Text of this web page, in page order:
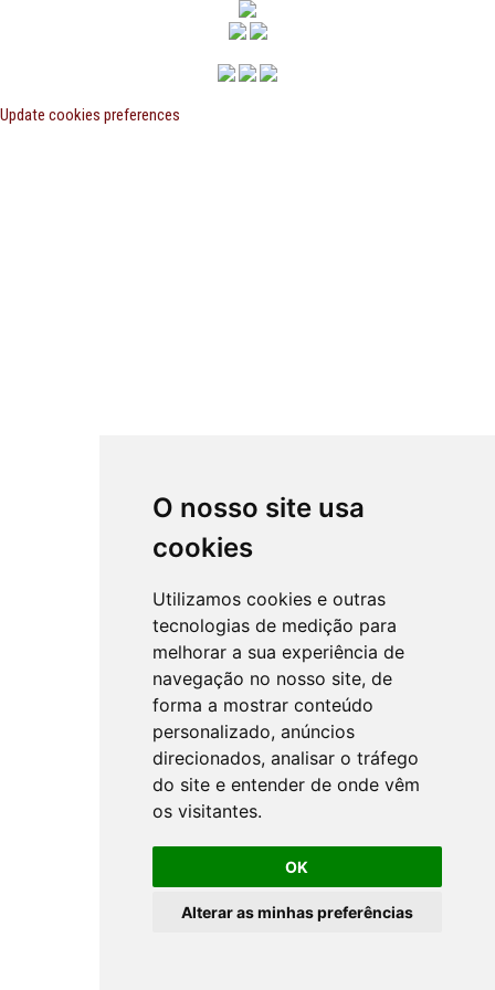
O nosso site usa
cookies
Utilizamos cookies e outras
tecnologias de medição para
melhorar a sua experiência de
navegação no nosso site, de
forma a mostrar conteúdo
personalizado, anúncios
direcionados, analisar o tráfego
do site e entender de onde vêm
os visitantes.
OK
Alterar as minhas preferências
Update cookies preferences